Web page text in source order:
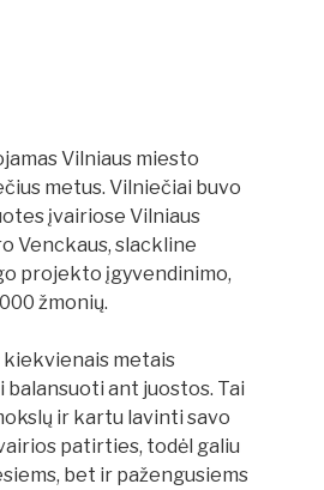
Vilniaus miesto
metus. Vilniečiai buvo
įvairiose Vilniaus
Venckaus, slackline
projekto įgyvendinimo,
žmonių.
metais
ant juostos. Tai
ir kartu lavinti savo
patirties, todėl galiu
bet ir pažengusiems